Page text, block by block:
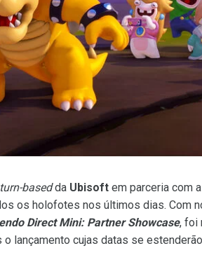
turn-basedda Ubisoft em parceria com a
os holofotes nos últimos dias. Com
Direct Mini: Partner Showcase, foi
o lançamento cujas datas se